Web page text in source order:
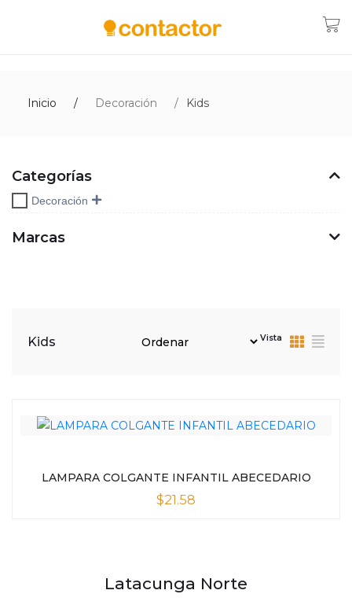
Inicio Decoración Kids
Categorías
Decoración
Marcas
Kids Vista
LAMPARA COLGANTE INFANTIL ABECEDARIO
$21.58
Latacunga Norte